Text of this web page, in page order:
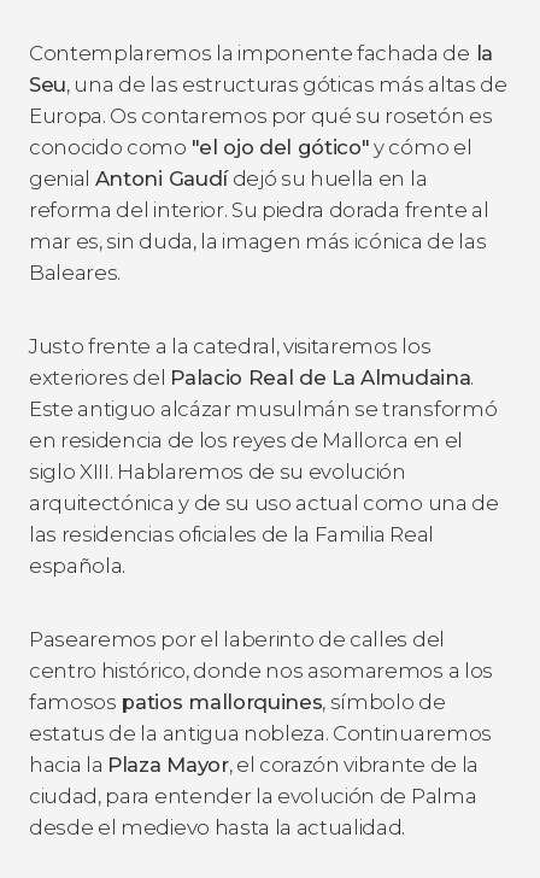
Contemplaremos la imponente fachada de la
Seu, una de las estructuras góticas más altas de
Europa. Os contaremos por qué su rosetón es
conocido como "el ojo del gótico" y cómo el
genial Antoni Gaudídejó su huella en la
reforma del interior. Su piedra dorada frente al
mar es, sin duda, la imagen más icónica de las
Baleares.
Justo frente a la catedral, visitaremos los
exteriores del Palacio Real de La Almudaina.
Este antiguo alcázar musulmán se transformó
en residencia de los reyes de Mallorca en el
siglo XIII. Hablaremos de su evolución
arquitectónica y de su uso actual como una de
las residencias oficiales de la Familia Real
española.
Pasearemos por el laberinto de calles del
centro histórico, donde nos asomaremos a los
famosos patios mallorquines, símbolo de
estatus de la antigua nobleza. Continuaremos
hacia la Plaza Mayor, el corazón vibrante de la
ciudad, para entender la evolución de Palma
desde el medievo hasta la actualidad.